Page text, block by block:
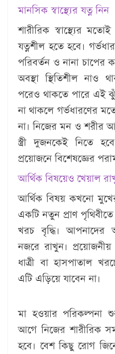
মানসিক স্বাস্থ্যের যত্ন নিন
শারীরিক স্বাস্থ্যের মতোই
যত্নশীল হতে হবে।
পরিবর্তন ও নানা চাপের
অবস্থা স্থিতিশীল নাও
পরেও থাকতে পারে এই
না থাকলে গর্ভধারণের
না। নিজের মন ও শরীর
স্ত্রী দুজনকেই নিতে
প্রয়োজনে বিশেষজ্ঞের
আর্থিক বিষয়েও খেয়াল
আর্থিক বিষয় কখনো
একটি নতুন প্রাণ
খরচ বৃদ্ধি। আপনাদের
নজরে রাখুন।
ধাত্রী বা হাসপাতাল
এটি এড়িয়ে যাবেন না।
মা হওয়ার পরিকল্পনা
আগে নিজের শারীরিক
হবে। বেশ কিছু রোগ